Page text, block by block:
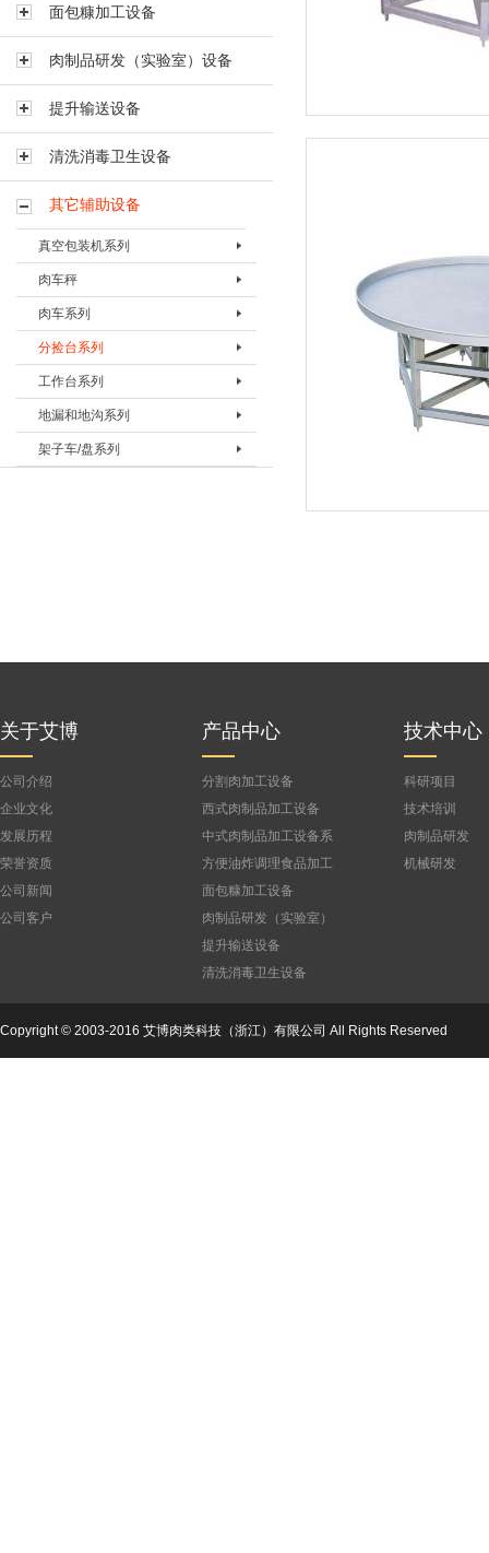
公司
面包糠加工设备
肉制品研发（实验室）设备
提升输送设备
清洗消毒卫生设备
其它辅助设备
真空包装机系列
真空包装机BVPJ-350TS
真空包装机BVPJ-500TS
真空包装机BVPJ-400
真空包装机BVPJ-500DS
真空包装机BVPJ-500
真空包装机BVPJ-680
肉车秤
肉车秤BRCC-300
肉车系列
肉车BRC-120B
肉车BRC-200A
肉车BRC-200B
肉车BRC-300B
分捡台系列
分检台BFJT-1
分捡台BFJT-2
工作台系列
包装工作台BBZT-1
灌肠工作台BGZT-2
地漏和地沟系列
地漏BDL-I
架子车/盘系列
关于艾博
公司介绍
企业文化
发展历程
荣誉资质
公司新闻
公司客户
产品中心
分割肉加工设备
西式肉制品加工设备
中式肉制品加工设备系
列
方便油炸调理食品加工
设备
面包糠加工设备
肉制品研发（实验室）
设备
提升输送设备
清洗消毒卫生设备
技术中心
科研项目
技术培训
肉制品研发
机械研发
Copyright © 2003-2016 艾博肉类科技（浙江）有限公司 All Rights Reserved